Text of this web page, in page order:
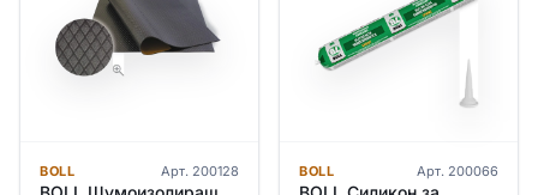
BOLL Арт. 200128 BOLL Арт. 200066